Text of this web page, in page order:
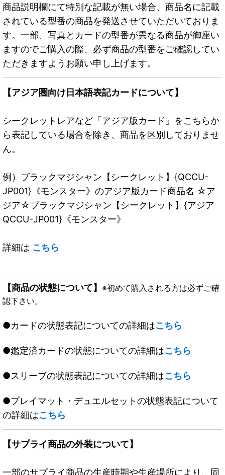
商品説明欄にて特別な記載が無い場合、商品名に記載
されている型番の商品を発送させていただいておりま
す。一部、写真とカードの型番が異なる商品が御座い
ますのでご購入の際、必ず商品の型番をご確認してい
ただきますようお願い申し上げます。
【アジア圏向け日本語表記カードについて】
シークレットレアなど「アジア版カード」をこちらか
ら表記している場合を除き、商品を区別しておりませ
ん。
例）ブラックマジシャン【シークレット】{QCCU-
JP001}《モンスター》のアジア版カード商品名 ☆ア
ジア☆ブラックマジシャン【シークレット】{アジア
QCCU-JP001}《モンスター》
詳細は こちら
【商品の状態について】 ※初めて購入される方は必ずご確
認下さい。
●カードの状態表記についての詳細はこちら
●鑑定済カードの状態についての詳細はこちら
●スリーブの状態表記についての詳細はこちら
●プレイマット・デュエルセットの状態表記について
の詳細はこちら
【サプライ商品の外装について】
一部のサプライ商品の生産時期や生産場所により、同